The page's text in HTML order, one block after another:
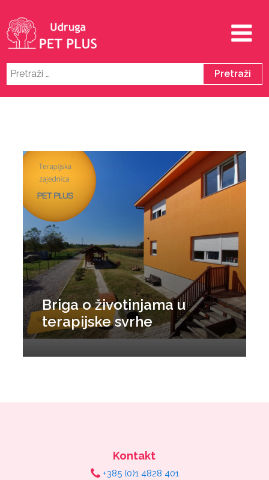
Pretraži:
Briga o životinjama u
terapijske svrhe
Kontakt
+385 (0)1 4828 401